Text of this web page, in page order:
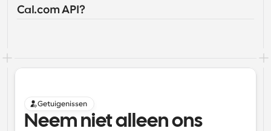
Cal.com API?
Getuigenissen
Neem niet alleen ons